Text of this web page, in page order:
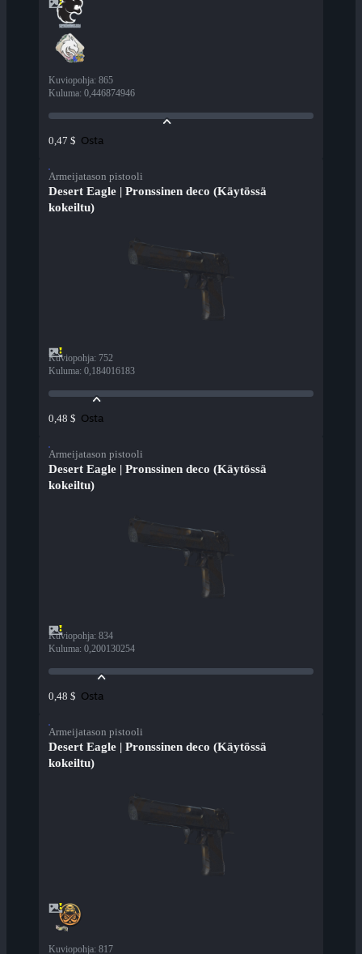
Kuviopohja: 865
Kuluma: 0,446874946
0,47 $ Osta
Armeijatason pistooli
Desert Eagle | Pronssinen deco (Käytössä
kokeiltu)
Kuviopohja: 752
Kuluma: 0,184016183
0,48 $ Osta
Armeijatason pistooli
Desert Eagle | Pronssinen deco (Käytössä
kokeiltu)
Kuviopohja: 834
Kuluma: 0,200130254
0,48 $ Osta
Armeijatason pistooli
Desert Eagle | Pronssinen deco (Käytössä
kokeiltu)
Kuviopohja: 817